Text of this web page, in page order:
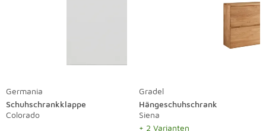
Germania
Schuhschrankklappe
Colorado
Gradel
Hängeschuhschrank
Siena
+ 2 Varianten